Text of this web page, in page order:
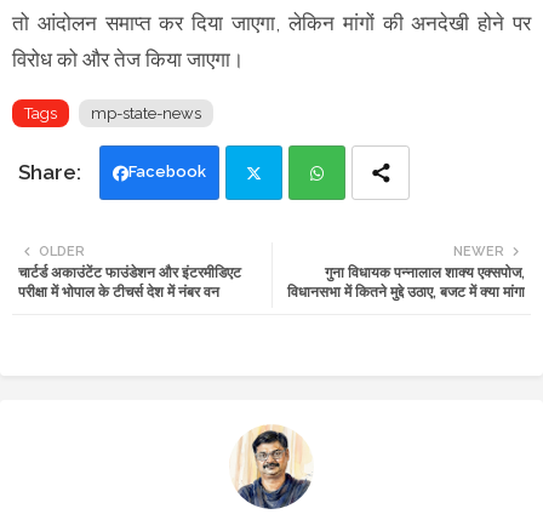
तो आंदोलन समाप्त कर दिया जाएगा, लेकिन मांगों की अनदेखी होने पर
विरोध को और तेज किया जाएगा।
Tags mp-state-news
Facebook
tte ats
NEWER
गुना विधायक पन्नालाल शाक्य एक्सपोज,
विधानसभा में कितने मुद्दे उठाए, बजट में क्या मांगा
OLDER
चार्टर्ड अकाउंटेंट फाउंडेशन और इंटरमीडिएट
परीक्षा में भोपाल के टीचर्स देश में नंबर वन